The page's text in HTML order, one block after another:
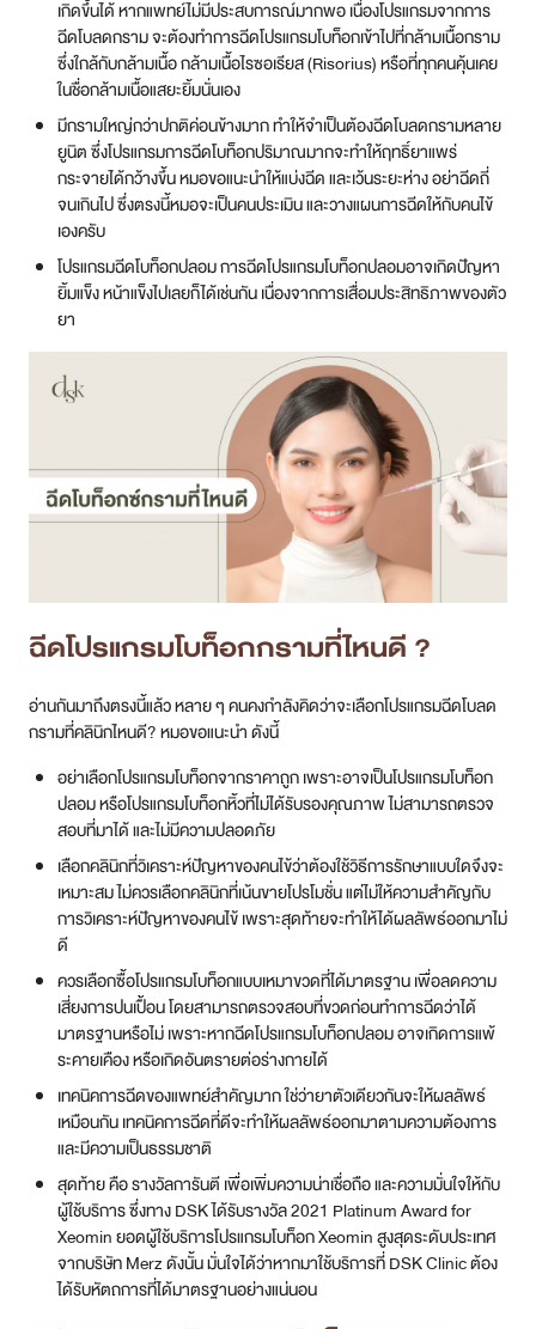
เกิดขึ้นได้ หากแพทย์ไม่มีประสบการณ์มากพอ เนื่องโปรแกรมจากการ
ฉีดโบลดกราม จะต้องทำการฉีดโปรแกรมโบท็อกเข้าไปที่กล้ามเนื้อกราม
ซึ่งใกล้กับกล้ามเนื้อ กล้ามเนื้อไรซอเรียส (Risorius) หรือที่ทุกคนคุ้นเคย
ในชื่อกล้ามเนื้อแสยะยิ้มนั่นเอง
มีกรามใหญ่กว่าปกติค่อนข้างมาก ทำให้จำเป็นต้องฉีดโบลดกรามหลาย
ยูนิต ซึ่งโปรแกรมการฉีดโบท็อกปริมาณมากจะทำให้ฤทธิ์ยาแพร่
กระจายได้กว้างขึ้น หมอขอแนะนำให้แบ่งฉีด และเว้นระยะห่าง อย่าฉีดถี่
จนเกินไป ซึ่งตรงนี้หมอจะเป็นคนประเมิน และวางแผนการฉีดให้กับคนไข้
เองครับ
โปรแกรมฉีดโบท็อกปลอม การฉีดโปรแกรมโบท็อกปลอมอาจเกิดปัญหา
ยิ้มแข็ง หน้าแข็งไปเลยก็ได้เช่นกัน เนื่องจากการเสื่อมประสิทธิภาพของตัว
ยา
ฉีดโปรแกรมโบท็อกกรามที่ไหนดี ?
อ่านกันมาถึงตรงนี้แล้ว หลาย ๆ คนคงกำลังคิดว่าจะเลือกโปรแกรมฉีดโบลด
กรามที่คลินิกไหนดี? หมอขอแนะนำ ดังนี้
อย่าเลือกโปรแกรมโบท็อกจากราคาถูก เพราะอาจเป็นโปรแกรมโบท็อก
ปลอม หรือโปรแกรมโบท็อกหิ้วที่ไม่ได้รับรองคุณภาพ ไม่สามารถตรวจ
สอบที่มาได้ และไม่มีความปลอดภัย
เลือกคลินิกที่วิเคราะห์ปัญหาของคนไข้ว่าต้องใช้วิธีการรักษาแบบใดจึงจะ
เหมาะสม ไม่ควรเลือกคลินิกที่เน้นขายโปรโมชั่น แต่ไม่ให้ความสำคัญกับ
การวิเคราะห์ปัญหาของคนไข้ เพราะสุดท้ายจะทำให้ได้ผลลัพธ์ออกมาไม่
ดี
ควรเลือกซื้อโปรแกรมโบท็อกแบบเหมาขวดที่ได้มาตรฐาน เพื่อลดความ
เสี่ยงการปนเปื้อน โดยสามารถตรวจสอบที่ขวดก่อนทำการฉีดว่าได้
มาตรฐานหรือไม่ เพราะหากฉีดโปรแกรมโบท็อกปลอม อาจเกิดการแพ้
ระคายเคือง หรือเกิดอันตรายต่อร่างกายได้
เทคนิคการฉีดของแพทย์สำคัญมาก ใช่ว่ายาตัวเดียวกันจะให้ผลลัพธ์
เหมือนกัน เทคนิคการฉีดที่ดีจะทำให้ผลลัพธ์ออกมาตามความต้องการ
และมีความเป็นธรรมชาติ
สุดท้าย คือ รางวัลการันตี เพื่อเพิ่มความน่าเชื่อถือ และความมั่นใจให้กับ
ผู้ใช้บริการ ซึ่งทาง DSK ได้รับรางวัล 2021 Platinum Award for
Xeomin ยอดผู้ใช้บริการโปรแกรมโบท็อก Xeomin สูงสุดระดับประเทศ
จากบริษัท Merz ดังนั้น มั่นใจได้ว่าหากมาใช้บริการที่ DSK Clinic ต้อง
ได้รับหัตถการที่ได้มาตรฐานอย่างแน่นอน